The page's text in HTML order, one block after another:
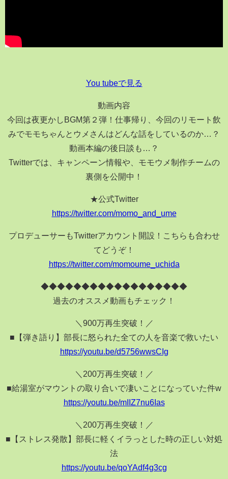
You tubeで見る
動画内容
今回は夜更かしBGM第２弾！仕事帰り、今回のリモート飲
みでモモちゃんとウメさんはどんな話をしているのか…？
動画本編の後日談も…？
Twitterでは、キャンペーン情報や、モモウメ制作チームの
裏側を公開中！
★公式Twitter
https://twitter.com/momo_and_ume
プロデューサーもTwitterアカウント開設！こちらも合わせ
てどうぞ！
https://twitter.com/momoume_uchida
◆◆◆◆◆◆◆◆◆◆◆◆◆◆◆◆◆◆
過去のオススメ動画もチェック！
＼900万再生突破！／
■【弾き語り】部長に怒られた全ての人を音楽で救いたい
https://youtu.be/d5756wwsCIg
＼200万再生突破！／
■給湯室がマウントの取り合いで凄いことになっていた件w
https://youtu.be/mIIZ7nu6Ias
＼200万再生突破！／
■【ストレス発散】部長に軽くイラっとした時の正しい対処
法
https://youtu.be/qoYAdf4g3cg